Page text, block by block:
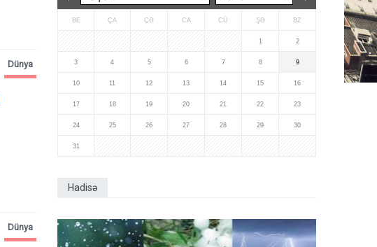
Dünya
Dünya
BE ÇA ÇƏ CA CÜ ŞƏ BZ
1 2
3 4 5 6 7 8 9
10 11 12 13 14 15 16
17 18 19 20 21 22 23
24 25 26 27 28 29 30
31
Hadisə